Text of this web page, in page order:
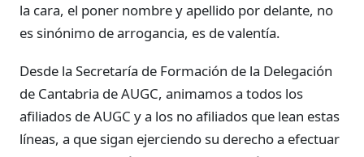
la cara, el poner nombre y apellido por delante, no
es sinónimo de arrogancia, es de valentía.
Desde la Secretaría de Formación de la Delegación
de Cantabria de AUGC, animamos a todos los
afiliados de AUGC y a los no afiliados que lean estas
líneas, a que sigan ejerciendo su derecho a efectuar